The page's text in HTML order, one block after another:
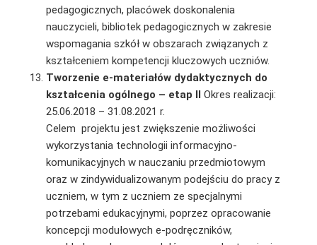
pedagogicznych, placówek doskonalenia
nauczycieli, bibliotek pedagogicznych w zakresie
wspomagania szkół w obszarach związanych z
kształceniem kompetencji kluczowych uczniów.
Tworzenie e-materiałów dydaktycznych do
kształcenia ogólnego – etap II Okres realizacji:
25.06.2018 – 31.08.2021 r.
Celem projektu jest zwiększenie możliwości
wykorzystania technologii informacyjno-
komunikacyjnych w nauczaniu przedmiotowym
oraz w zindywidualizowanym podejściu do pracy z
uczniem, w tym z uczniem ze specjalnymi
potrzebami edukacyjnymi, poprzez opracowanie
koncepcji modułowych e‑podręczników,